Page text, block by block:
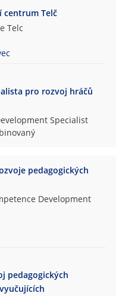
centrum Telč
Telc
pro rozvoj hráčů
Specialist
pedagogických
Development
pedagogických